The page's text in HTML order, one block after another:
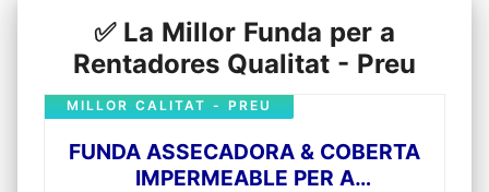
✅ La Millor Funda per a
Rentadores Qualitat - Preu
FUNDA ASSECADORA & COBERTA
IMPERMEABLE PER A
MILLOR CALITAT - PREU